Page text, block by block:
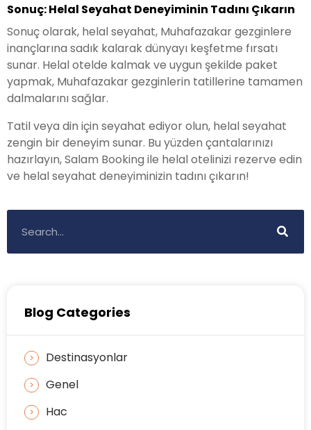
Sonuç: Helal Seyahat Deneyiminin Tadını Çıkarın
Sonuç olarak, helal seyahat, Muhafazakar gezginlere
inançlarına sadık kalarak dünyayı keşfetme fırsatı
sunar. Helal otelde kalmak ve uygun şekilde paket
yapmak, Muhafazakar gezginlerin tatillerine tamamen
dalmalarını sağlar.
Tatil veya din için seyahat ediyor olun, helal seyahat
zengin bir deneyim sunar. Bu yüzden çantalarınızı
hazırlayın, Salam Booking ile helal otelinizi rezerve edin
ve helal seyahat deneyiminizin tadını çıkarın!
Blog Categories
Destinasyonlar
Genel
Hac